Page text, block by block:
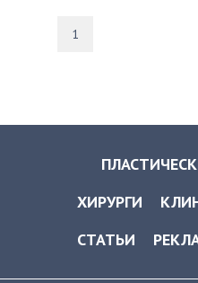
1
ХИРУРГИ
СТАТЬИ